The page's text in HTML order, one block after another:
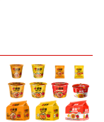
实控人王来
市或意味着